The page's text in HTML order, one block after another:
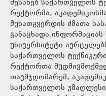
შესახებ საქართველოს
რექტორმა,
მუხათგვერდის ძმათა
უნივერსიტეტი
საქართველოს
რექტორთა
თავმჯდომარემ,
საქართველოს